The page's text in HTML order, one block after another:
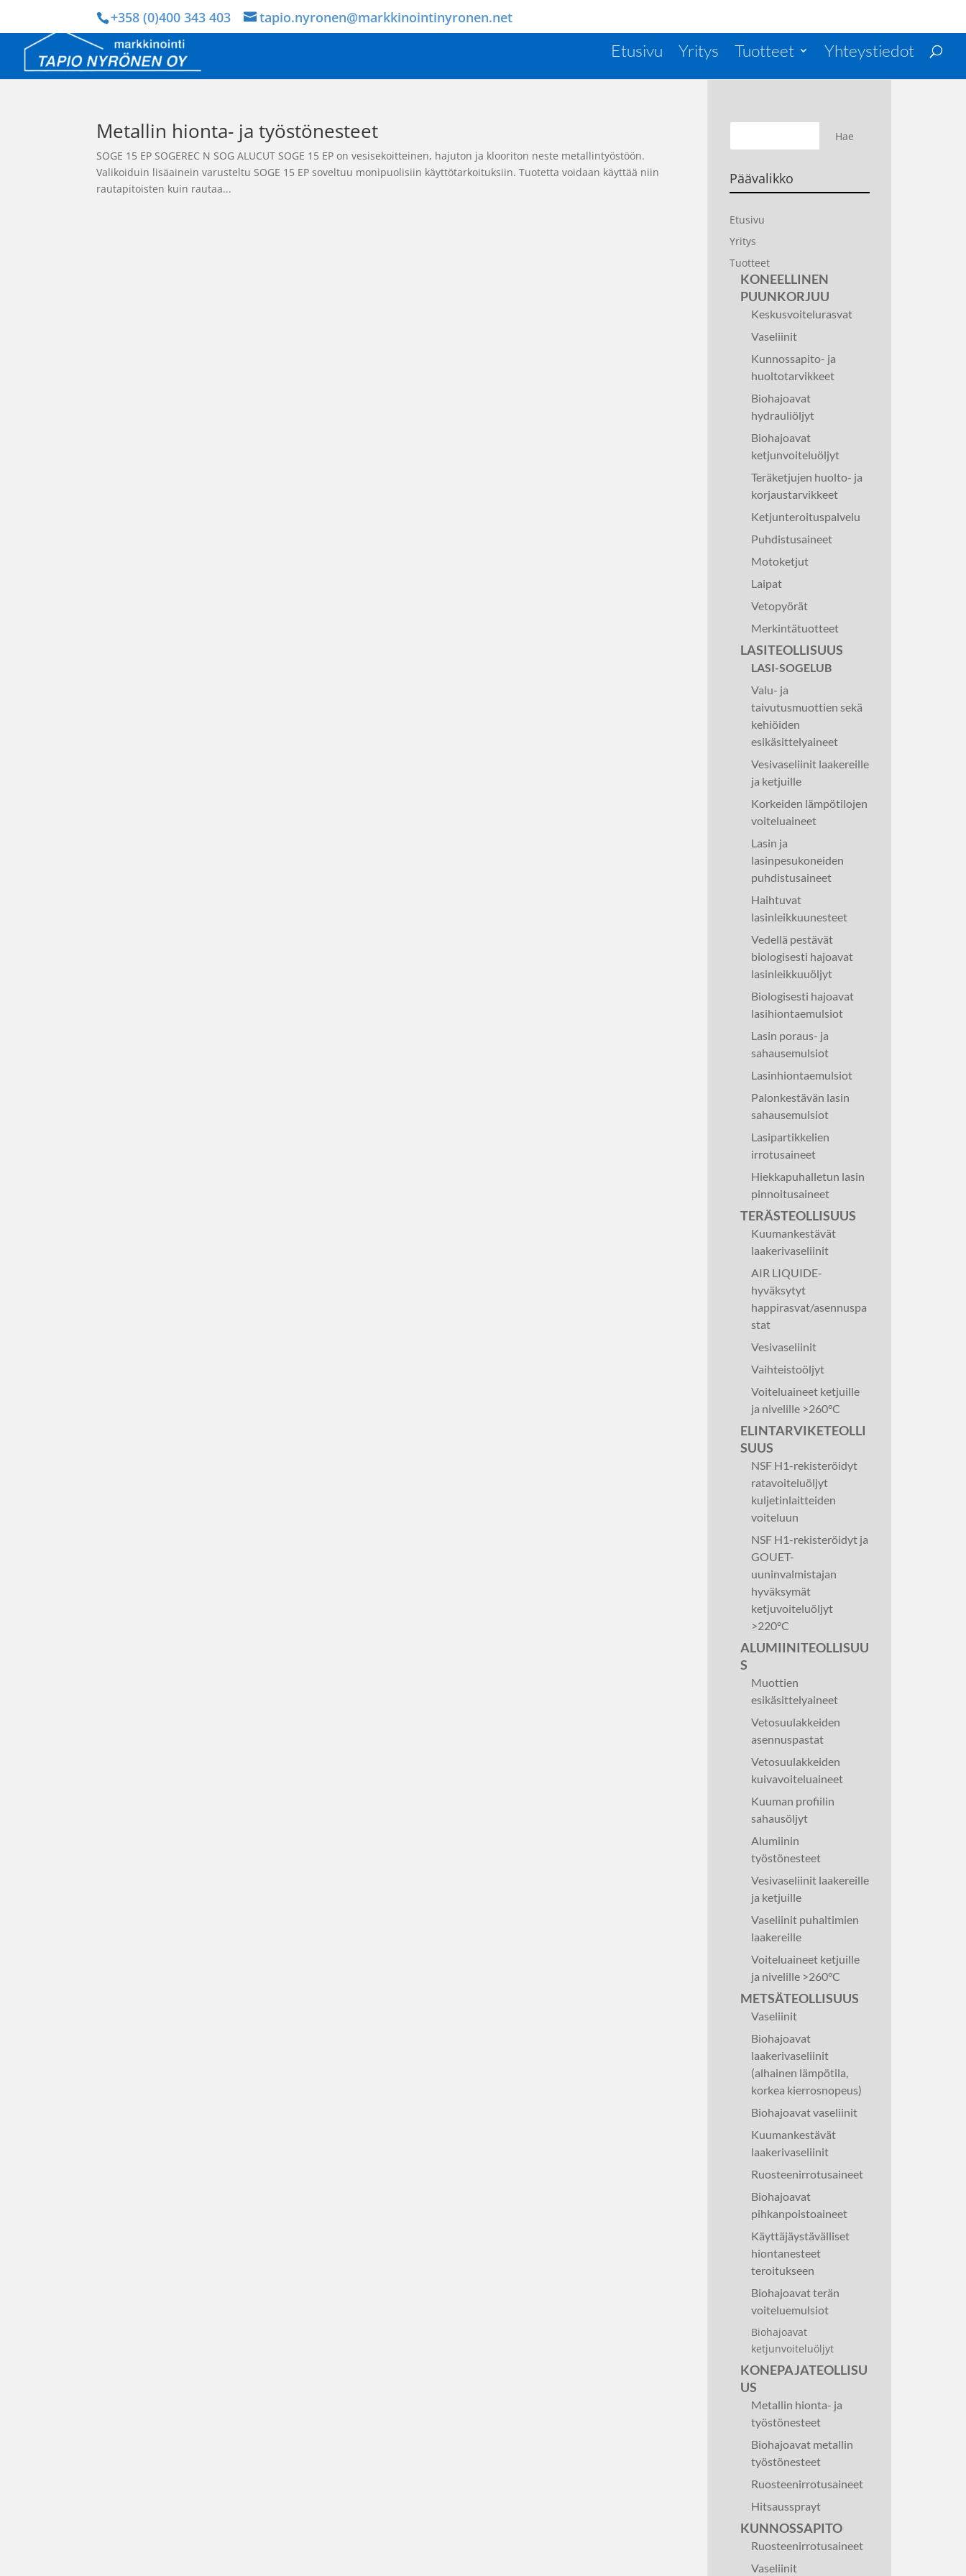
+358 (0)400 343 403 tapio.nyronen@markkinointinyronen.net
Etusivu Yritys Tuotteet Yhteystiedot
Metallin hionta- ja työstönesteet
SOGE 15 EP SOGEREC N SOG ALUCUT SOGE 15 EP on vesisekoitteinen, hajuton ja klooriton neste metallintyöstöön.
Valikoiduin lisäainein varusteltu SOGE 15 EP soveltuu monipuolisiin käyttötarkoituksiin. Tuotetta voidaan käyttää niin
rautapitoisten kuin rautaa...
Päävalikko
Etusivu
Yritys
Tuotteet
KONEELLINEN
PUUNKORJUU
Keskusvoitelurasvat
Vaseliinit
Kunnossapito- ja
huoltotarvikkeet
Biohajoavat
hydrauliöljyt
Biohajoavat
ketjunvoiteluöljyt
Teräketjujen huolto- ja
korjaustarvikkeet
Ketjunteroituspalvelu
Puhdistusaineet
Motoketjut
Laipat
Vetopyörät
Merkintätuotteet
LASITEOLLISUUS
LASI-SOGELUB
Valu- ja
taivutusmuottien sekä
kehiöiden
esikäsittelyaineet
Vesivaseliinit laakereille
ja ketjuille
Korkeiden lämpötilojen
voiteluaineet
Lasin ja
lasinpesukoneiden
puhdistusaineet
Haihtuvat
lasinleikkuunesteet
Vedellä pestävät
biologisesti hajoavat
lasinleikkuuöljyt
Biologisesti hajoavat
lasihiontaemulsiot
Lasin poraus- ja
sahausemulsiot
Lasinhiontaemulsiot
Palonkestävän lasin
sahausemulsiot
Lasipartikkelien
irrotusaineet
Hiekkapuhalletun lasin
pinnoitusaineet
TERÄSTEOLLISUUS
Kuumankestävät
laakerivaseliinit
AIR LIQUIDE-
hyväksytyt
happirasvat/asennuspa
stat
Vesivaseliinit
Vaihteistoöljyt
Voiteluaineet ketjuille
ja nivelille >260°C
ELINTARVIKETEOLLI
SUUS
NSF H1-rekisteröidyt
ratavoiteluöljyt
kuljetinlaitteiden
voiteluun
NSF H1-rekisteröidyt ja
GOUET-
uuninvalmistajan
hyväksymät
ketjuvoiteluöljyt
>220°C
ALUMIINITEOLLISUU
S
Muottien
esikäsittelyaineet
Vetosuulakkeiden
asennuspastat
Vetosuulakkeiden
kuivavoiteluaineet
Kuuman profiilin
sahausöljyt
Alumiinin
työstönesteet
Vesivaseliinit laakereille
ja ketjuille
Vaseliinit puhaltimien
laakereille
Voiteluaineet ketjuille
ja nivelille >260°C
METSÄTEOLLISUUS
Vaseliinit
Biohajoavat
laakerivaseliinit
(alhainen lämpötila,
korkea kierrosnopeus)
Biohajoavat vaseliinit
Kuumankestävät
laakerivaseliinit
Ruosteenirrotusaineet
Biohajoavat
pihkanpoistoaineet
Käyttäjäystävälliset
hiontanesteet
teroitukseen
Biohajoavat terän
voiteluemulsiot
Biohajoavat
ketjunvoiteluöljyt
KONEPAJATEOLLISU
US
Metallin hionta- ja
työstönesteet
Biohajoavat metallin
työstönesteet
Ruosteenirrotusaineet
Hitsaussprayt
KUNNOSSAPITO
Ruosteenirrotusaineet
Vaseliinit